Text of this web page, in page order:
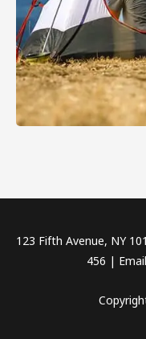
123 Fifth Avenue, NY
456 |